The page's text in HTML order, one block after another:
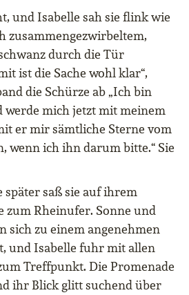
und Isabelle sah sie flink wie
zusammengezwirbeltem,
durch die Tür
ist die Sache wohl klar“,
die Schürze ab „Ich bin
mich jetzt mit meinem
er mir sämtliche Sterne vom
wenn ich ihn darum bitte.“ Sie
saß sie auf ihrem
zum Rheinufer. Sonne und
sich zu einem angenehmen
und Isabelle fuhr mit allen
Treffpunkt. Die Promenade
ihr Blick glitt suchend über